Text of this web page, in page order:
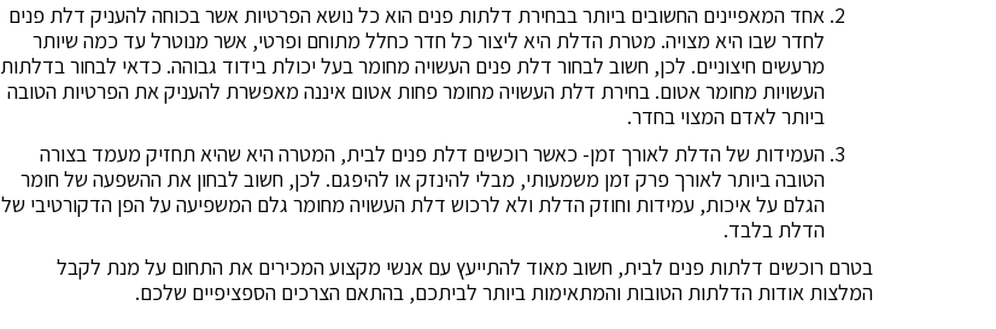
אחד המאפיינים החשובים ביותר בבחירת דלתות פנים הוא כל נושא הפרטיות אשר בכוחה להעניק דלת פנים
לחדר שבו היא מצויה. מטרת הדלת היא ליצור כל חדר כחלל מתוחם ופרטי, אשר מנוטרל עד כמה שיותר
מרעשים חיצוניים. לכן, חשוב לבחור דלת פנים העשויה מחומר בעל יכולת בידוד גבוהה. כדאי לבחור בדלתות
העשויות מחומר אטום. בחירת דלת העשויה מחומר פחות אטום איננה מאפשרת להעניק את הפרטיות הטובה
ביותר לאדם המצוי בחדר.
העמידות של הדלת לאורך זמן- כאשר רוכשים דלת פנים לבית, המטרה היא שהיא תחזיק מעמד בצורה
הטובה ביותר לאורך פרק זמן משמעותי, מבלי להינזק או להיפגם. לכן, חשוב לבחון את ההשפעה של חומר
הגלם על איכות, עמידות וחוזק הדלת ולא לרכוש דלת העשויה מחומר גלם המשפיעה על הפן הדקורטיבי של
הדלת בלבד.
בטרם רוכשים דלתות פנים לבית, חשוב מאוד להתייעץ עם אנשי מקצוע המכירים את התחום על מנת לקבל
המלצות אודות הדלתות הטובות והמתאימות ביותר לביתכם, בהתאם הצרכים הספציפיים שלכם.